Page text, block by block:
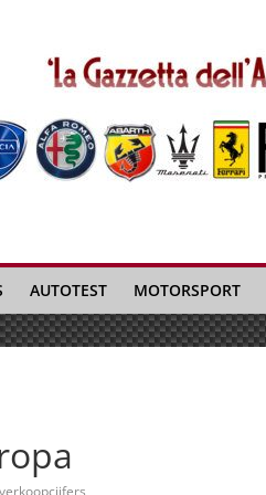
AUTOTEST MOTORSPORT
verkoopcijfers